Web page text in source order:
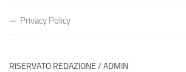
Privacy Policy
RISERVATO REDAZIONE / ADMIN